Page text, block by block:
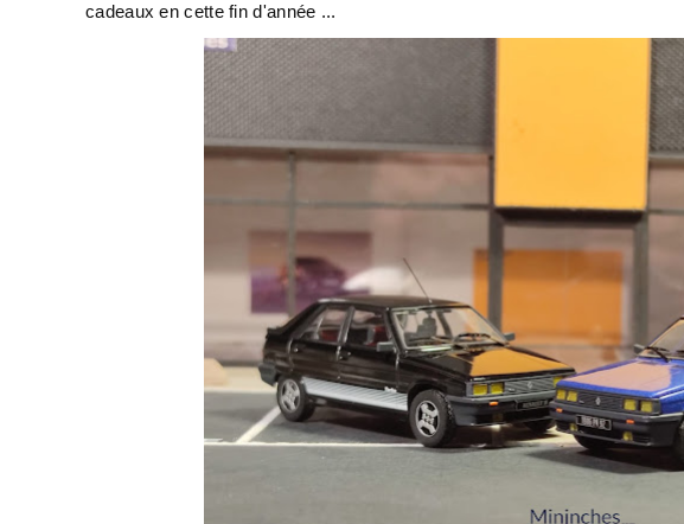
cadeaux en cette fin d'année ...